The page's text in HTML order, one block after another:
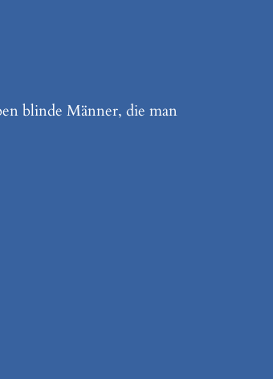
blinde Männer, die man